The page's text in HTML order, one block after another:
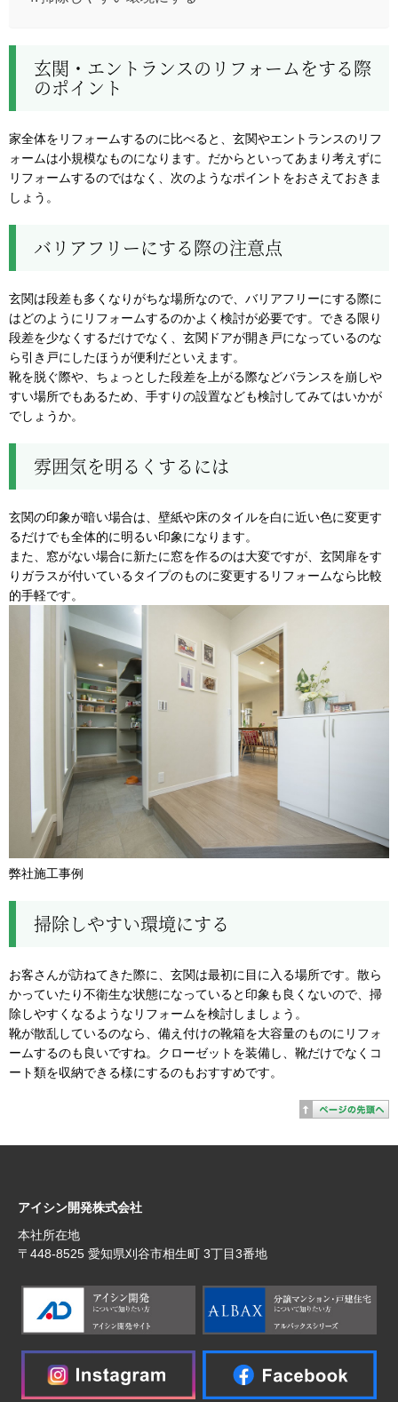
玄関・エントランスのリフォームをする際
のポイント
家全体をリフォームするのに比べると、玄関やエントランスのリフ
ォームは小規模なものになります。だからといってあまり考えずに
リフォームするのではなく、次のようなポイントをおさえておきま
しょう。
バリアフリーにする際の注意点
玄関は段差も多くなりがちな場所なので、バリアフリーにする際に
はどのようにリフォームするのかよく検討が必要です。できる限り
段差を少なくするだけでなく、玄関ドアが開き戸になっているのな
ら引き戸にしたほうが便利だといえます。
靴を脱ぐ際や、ちょっとした段差を上がる際などバランスを崩しや
すい場所でもあるため、手すりの設置なども検討してみてはいかが
でしょうか。
雰囲気を明るくするには
玄関の印象が暗い場合は、壁紙や床のタイルを白に近い色に変更す
るだけでも全体的に明るい印象になります。
また、窓がない場合に新たに窓を作るのは大変ですが、玄関扉をす
りガラスが付いているタイプのものに変更するリフォームなら比較
的手軽です。
弊社施工事例
掃除しやすい環境にする
お客さんが訪ねてきた際に、玄関は最初に目に入る場所です。散ら
かっていたり不衛生な状態になっていると印象も良くないので、掃
除しやすくなるようなリフォームを検討しましょう。
靴が散乱しているのなら、備え付けの靴箱を大容量のものにリフォ
ームするのも良いですね。クローゼットを装備し、靴だけでなくコ
ート類を収納できる様にするのもおすすめです。
アイシン開発株式会社
本社所在地
〒448‐8525 愛知県刈谷市相生町 3丁目3番地